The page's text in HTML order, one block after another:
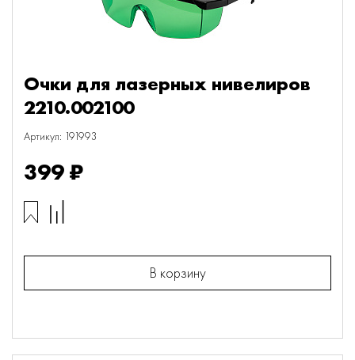
Очки для лазерных нивелиров
2210.002100
Артикул: 191993
399 ₽
В корзину